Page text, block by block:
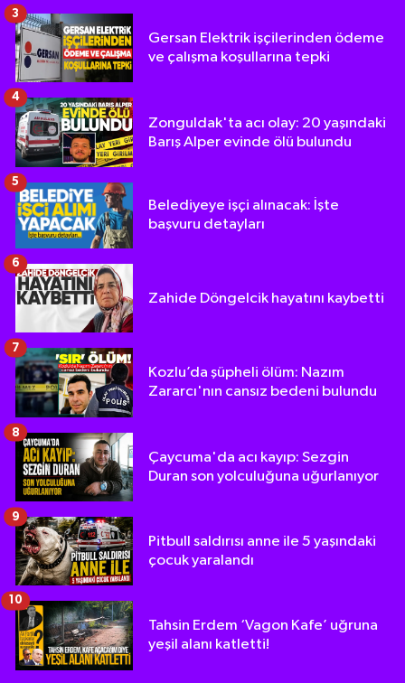
Gersan Elektrik işçilerinden ödeme
ve çalışma koşullarına tepki
3
Zonguldak'ta acı olay: 20 yaşındaki
Barış Alper evinde ölü bulundu
4
Belediyeye işçi alınacak: İşte
başvuru detayları
5
Zahide Döngelcik hayatını kaybetti
6
Kozlu’da şüpheli ölüm: Nazım
Zararcı'nın cansız bedeni bulundu
7
Çaycuma'da acı kayıp: Sezgin
Duran son yolculuğuna uğurlanıyor
8
Pitbull saldırısı anne ile 5 yaşındaki
çocuk yaralandı
9
Tahsin Erdem ‘Vagon Kafe’ uğruna
yeşil alanı katletti!
10